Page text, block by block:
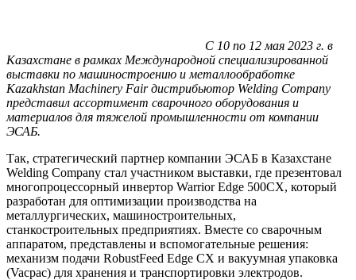
С 10 по 12 мая 2023 г. в
Казахстане в рамках Международной специализированной
выставки по машиностроению и металлообработке
Kazakhstan Machinery Fair дистрибьютор Welding Company
представил ассортимент сварочного оборудования и
материалов для тяжелой промышленности от компании
ЭСАБ.
Так, стратегический партнер компании ЭСАБ в Казахстане
Welding Company стал участником выставки, где презентовал
многопроцессорный инвертор Warrior Edge 500CX, который
разработан для оптимизации производства на
металлургических, машиностроительных,
станкостроительных предприятиях. Вместе со сварочным
аппаратом, представлены и вспомогательные решения:
механизм подачи RobustFeed Edge CX и вакуумная упаковка
(Vacpac) для хранения и транспортировки электродов.